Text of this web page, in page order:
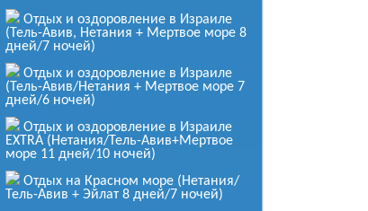
от653 $
за человека
Знакомство с Израилем
за человека
Подробнее
Знакомство с Израилем – весь
Израиль (Нетания, Тель Авив)
Отдых и оздоровление в Израиле
(Тель-Авив, Нетания + Мертвое море 8
дней/7 ночей)
Отдых и оздоровление в Израиле
(Тель-Авив/Нетания + Мертвое море 7
дней/6 ночей)
Отдых и оздоровление в Израиле
EXTRA (Нетания/Тель-Авив+Мертвое
море 11 дней/10 ночей)
Отдых на Красном море (Нетания/
Тель-Авив + Эйлат 8 дней/7 ночей)